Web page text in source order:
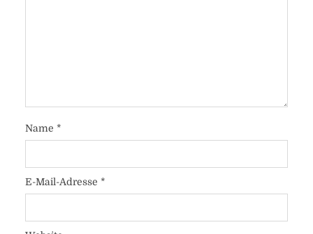
Name *
E-Mail-Adresse *